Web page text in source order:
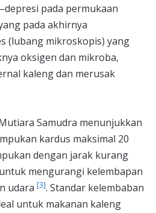
pada permukaan
pada akhirnya
(lubang mikroskopis) yang
oksigen dan mikroba,
kaleng dan merusak
Samudra menunjukkan
kardus maksimal 20
dengan jarak kurang
mengurangi kelembapan
udara [3]. Standar kelembaban
untuk makanan kaleng